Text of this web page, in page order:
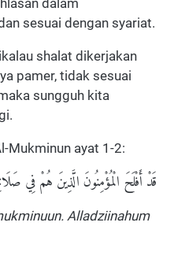
dalam
sesuai dengan syariat.
shalat dikerjakan
pamer, tidak sesuai
sungguh kita
Mukminun ayat 1-2:
قَدْ أَفْلَحَ الْمُؤْمِنُونَ الَّذِينَ هُمْ فِي
Alladziinahum